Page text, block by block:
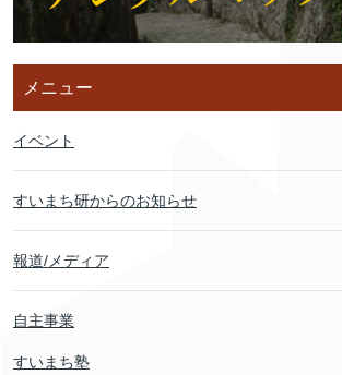
メニュー
イベント
すいまち研からのお知らせ
報道/メディア
自主事業
すいまち塾